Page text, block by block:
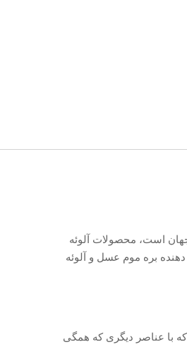
است، محصولات آلوئه
بره موم عسل و آلوئه
با عناصر دیگری که همگی